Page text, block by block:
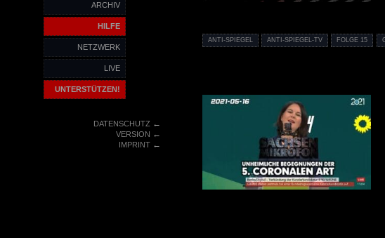
ARCHIV
HILFE
NETZWERK
LIVE
UNTERSTÜTZEN!
DATENSCHUTZ←
VERSION ←
IMPRINT←
ANTI-SPIEGEL ANTI-SPIEGEL-TV FOLGE 15